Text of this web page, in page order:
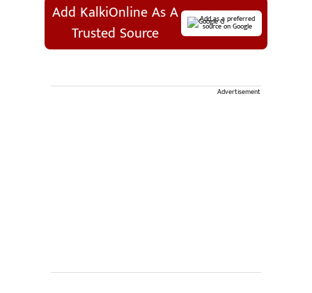
Add KalkiOnline As A
Trusted Source
Add as a preferred
source on Google
Advertisement